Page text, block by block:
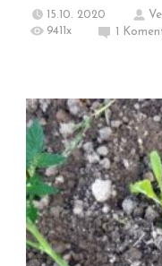
15.10. 2020
9411x
1